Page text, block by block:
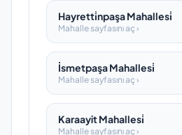
Hayretti̇npaşa Mahallesi̇
Mahalle sayfasını aç ›
İsmetpaşa Mahallesi̇
Mahalle sayfasını aç ›
Karaayit Mahallesi̇
Mahalle sayfasını aç ›